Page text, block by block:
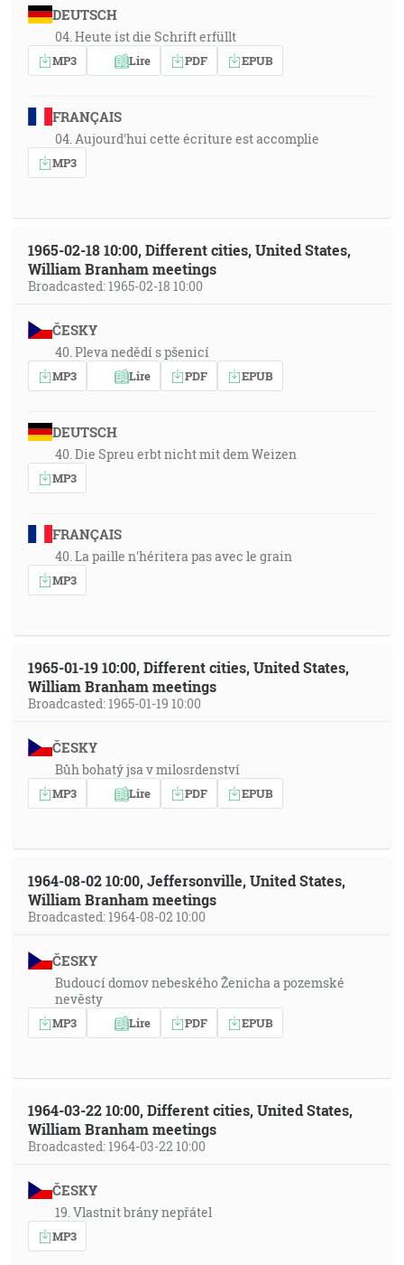
DEUTSCH
04. Heute ist die Schrift erfüllt
MP3 Lire PDF EPUB
FRANÇAIS
04. Aujourd'hui cette écriture est accomplie
MP3
1965-02-18 10:00, Different cities, United States,
William Branham meetings
Broadcasted: 1965-02-18 10:00
ČESKY
40. Pleva nedědí s pšenicí
MP3 Lire PDF EPUB
DEUTSCH
40. Die Spreu erbt nicht mit dem Weizen
MP3
FRANÇAIS
40. La paille n'héritera pas avec le grain
MP3
1965-01-19 10:00, Different cities, United States,
William Branham meetings
Broadcasted: 1965-01-19 10:00
ČESKY
Bůh bohatý jsa v milosrdenství
MP3 Lire PDF EPUB
1964-08-02 10:00, Jeffersonville, United States,
William Branham meetings
Broadcasted: 1964-08-02 10:00
ČESKY
Budoucí domov nebeského Ženicha a pozemské
nevěsty
MP3 Lire PDF EPUB
1964-03-22 10:00, Different cities, United States,
William Branham meetings
Broadcasted: 1964-03-22 10:00
ČESKY
19. Vlastnit brány nepřátel
MP3